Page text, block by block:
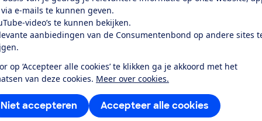
e-mails te kunnen geven.
video’s te kunnen bekijken.
aanbiedingen van de Consumentenbond op andere sites
op ‘Accepteer alle cookies’ te klikken ga je akkoord met het
van deze cookies. Meer over cookies.
Accepteer alle cookies
Niet accepteren
Consumentenbond: ‘Uit het onderzoek blijkt duidelijk
is om greenwashing te herkennen. Het zou ook niet
zijn om waar van onwaar te onderscheiden.
terecht wat ons betreft, dat de overheid ervoor zorgt
zijn.’Driekwart van de ondervraagde consumenten
labels alleen gebruikt mogen worden als ze zijn